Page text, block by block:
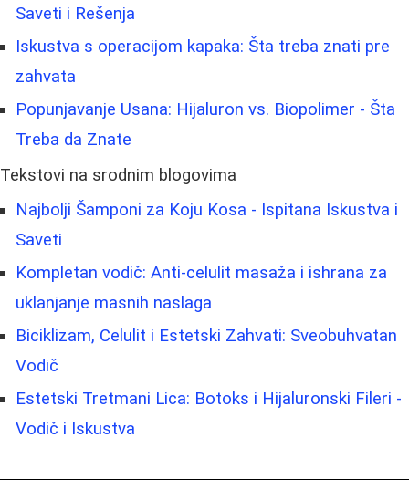
Saveti i Rešenja
Iskustva s operacijom kapaka: Šta treba znati pre
zahvata
Popunjavanje Usana: Hijaluron vs. Biopolimer - Šta
Treba da Znate
Tekstovi na srodnim blogovima
Najbolji Šamponi za Koju Kosa - Ispitana Iskustva i
Saveti
Kompletan vodič: Anti-celulit masaža i ishrana za
uklanjanje masnih naslaga
Biciklizam, Celulit i Estetski Zahvati: Sveobuhvatan
Vodič
Estetski Tretmani Lica: Botoks i Hijaluronski Fileri -
Vodič i Iskustva